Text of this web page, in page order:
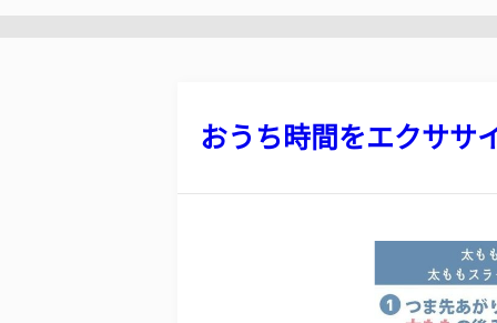
おうち時間をエクササ